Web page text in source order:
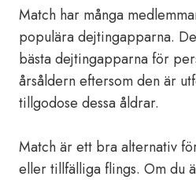
Match har många
populära dejtingapparna.
bästa dejtingapparna för
årsåldern eftersom den är
tillgodose dessa åldrar.
Match är ett bra alternativ
eller tillfälliga flings. Om du